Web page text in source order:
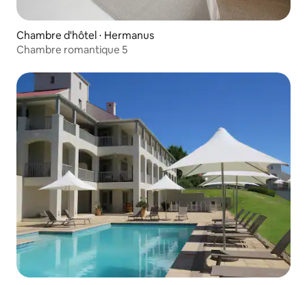
Chambre d'hôtel ⋅ Hermanus
Chambre romantique 5